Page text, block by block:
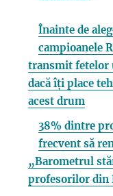
Înainte de
campioanele
transmit fetelor
dacă îți place
acest drum
38% dintre
frecvent să
„Barometrul
profesorilor din